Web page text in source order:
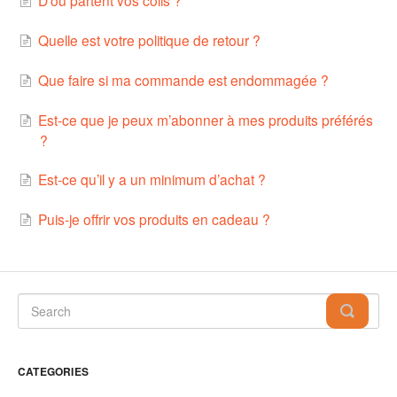
Quelle est votre politique de retour ?
Que faire si ma commande est endommagée ?
Est‑ce que je peux m’abonner à mes produits préférés
?
Est‑ce qu’il y a un minimum d’achat ?
Puis‑je offrir vos produits en cadeau ?
CATEGORIES